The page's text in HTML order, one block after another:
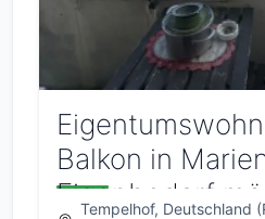
Balkon in
Eigenbedarf
Tempelhof, Deutschland